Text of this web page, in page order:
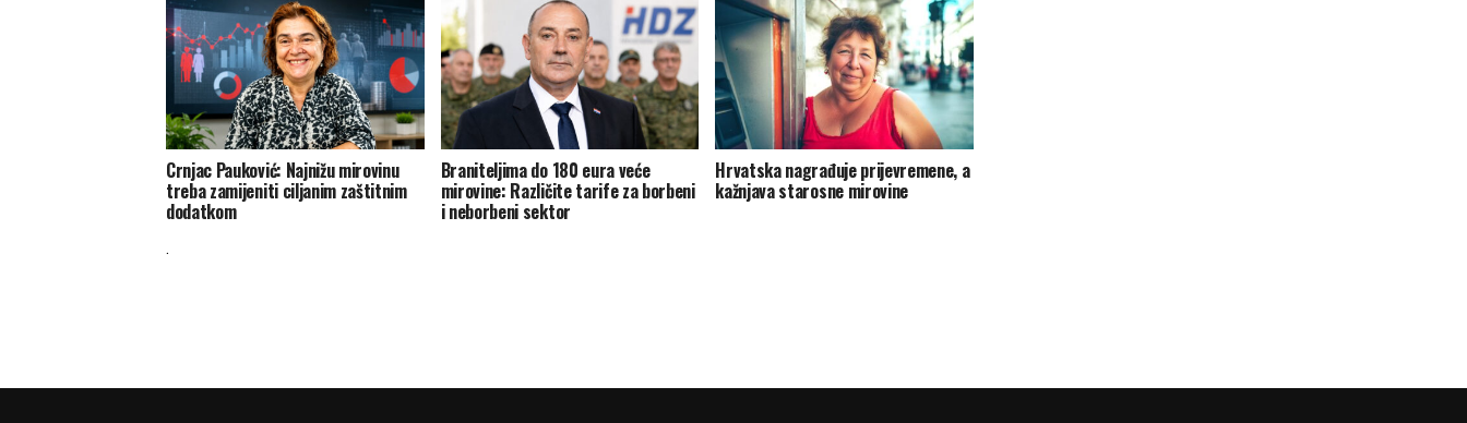
Crnjac Pauković: Najnižu mirovinu
treba zamijeniti ciljanim zaštitnim
dodatkom
Braniteljima do 180 eura veće
mirovine: Različite tarife za borbeni
i neborbeni sektor
Hrvatska nagrađuje prijevremene, a
kažnjava starosne mirovine
.